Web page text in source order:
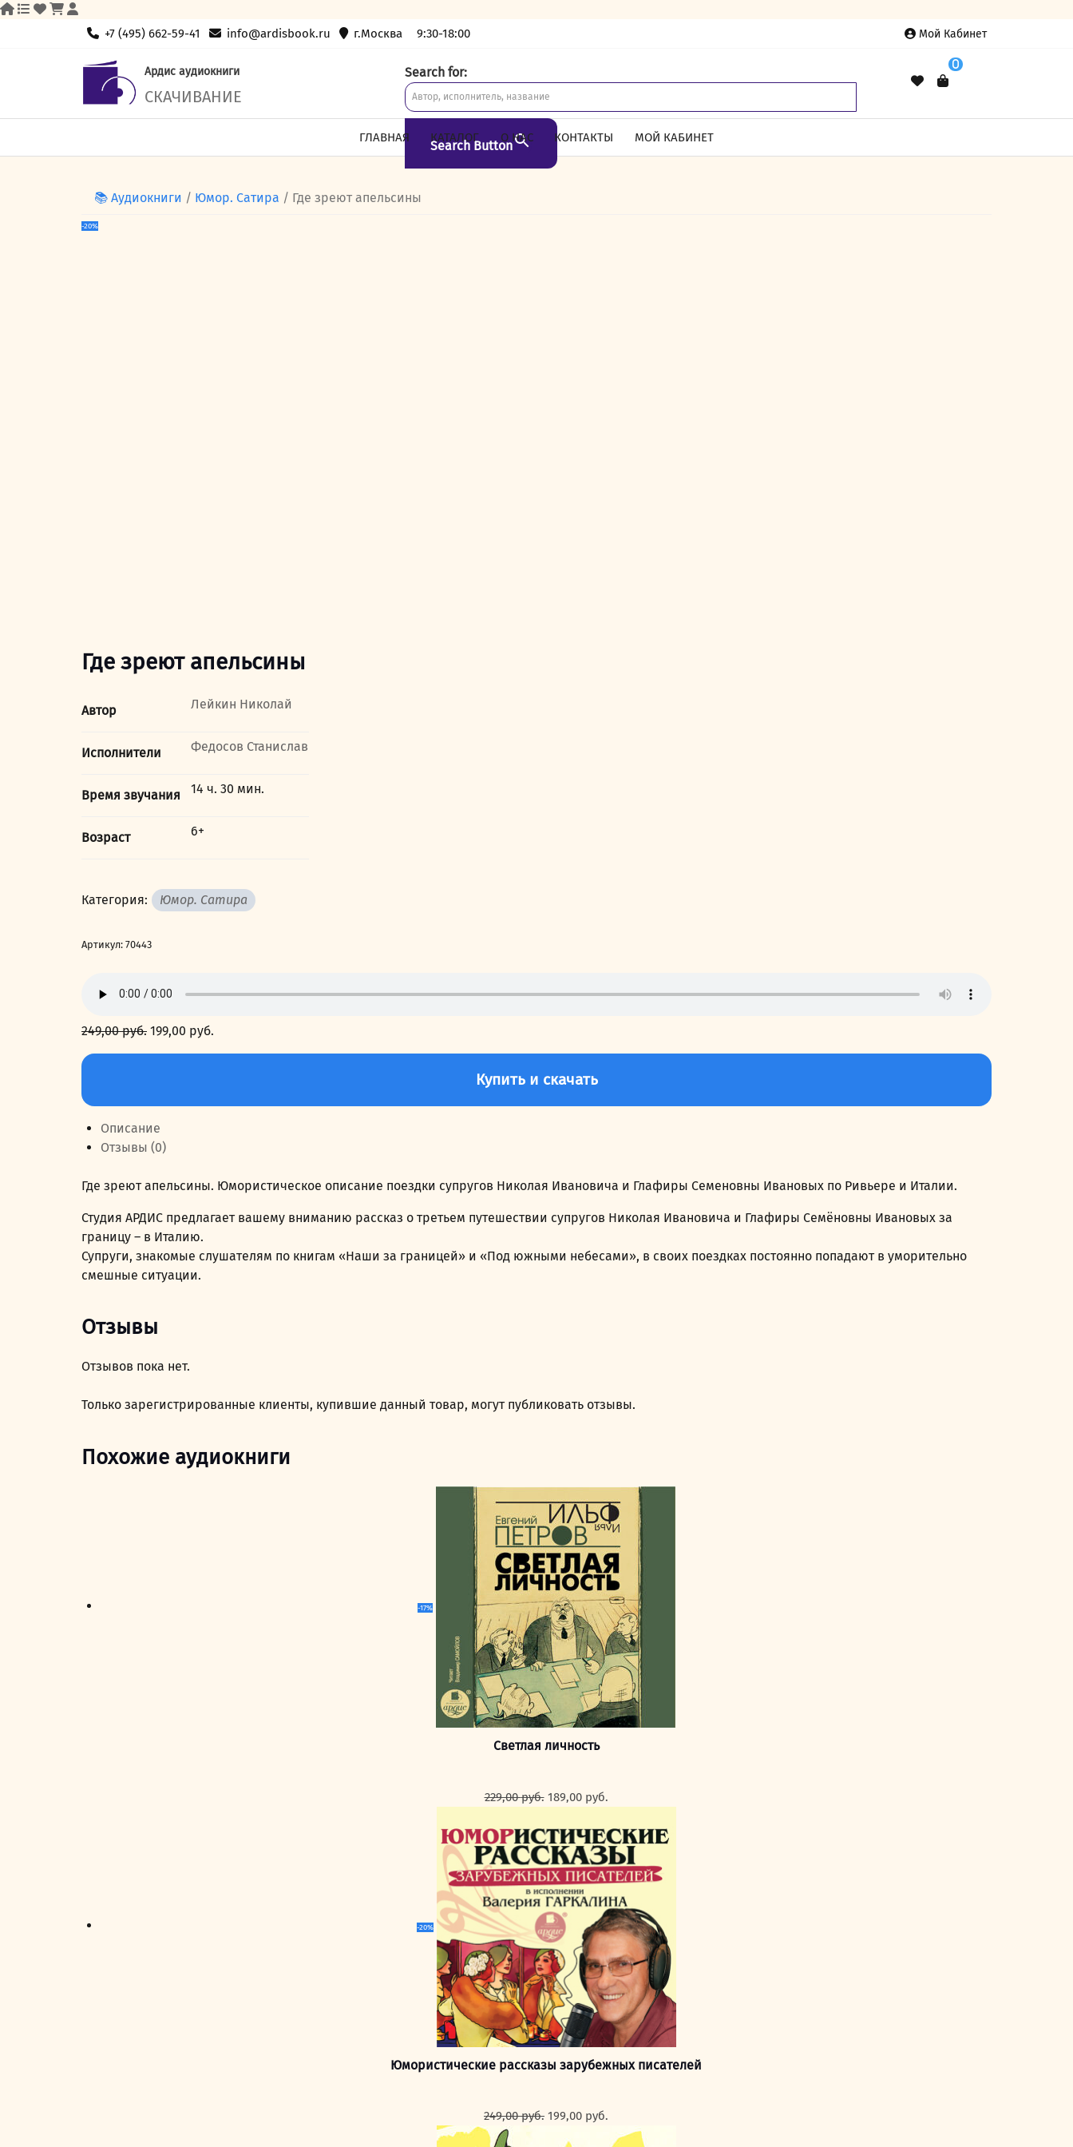
+7 (495) 662-59-41 info@ardisbook.ru г.Москва 9:30-18:00 Мой Кабинет
Ардис аудиокниги
СКАЧИВАНИЕ
Search for:
Search Button
0
ГЛАВНАЯ КАТАЛОГ О НАС КОНТАКТЫ МОЙ КАБИНЕТ
📚 Аудиокниги / Юмор. Сатира / Где зреют апельсины
-20%
Где зреют апельсины
Автор Лейкин Николай
Исполнители Федосов Станислав
Время звучания 14 ч. 30 мин.
Возраст 6+
Категория: Юмор. Сатира
Артикул: 70443
249,00руб. Первоначальная
199,00 руб.
Количество
Где
Купить и скачать
Описание
Отзывы (0)
Где зреют апельсины. Юмористическое описание поездки супругов Николая Ивановича и Глафиры Семеновны Ивановых по Ривьере и Италии.
Студия АРДИС предлагает вашему вниманию рассказ о третьем путешествии супругов Николая Ивановича и Глафиры Семёновны Ивановых за
границу – в Италию.
Супруги, знакомые слушателям по книгам «Наши за границей» и «Под южными небесами», в своих поездках постоянно попадают в уморительно
смешные ситуации.
Отзывы
Отзывов пока нет.
Только зарегистрированные клиенты, купившие данный товар, могут публиковать отзывы.
Похожие аудиокниги
-17%
Светлая личность
229,00руб. Первоначальная
составляла
229,00 руб..
189,00 руб.
189,00 руб..
-20%
Юмористические рассказы зарубежных писателей
249,00руб. Первоначальная
199,00 руб.
цена: